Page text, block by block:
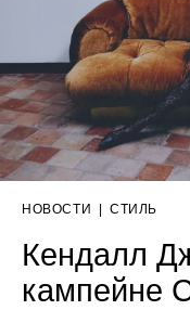
НОВОСТИ СТИЛЬ
Кендалл
кампейне